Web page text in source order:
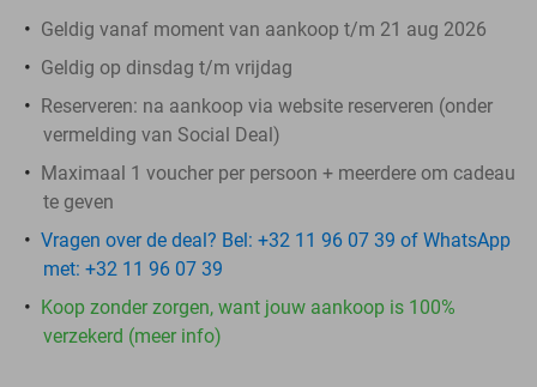
Geldig vanaf moment van aankoop t/m 21 aug 2026
Geldig op dinsdag t/m vrijdag
Reserveren: na aankoop via website reserveren (onder
vermelding van Social Deal)
Maximaal 1 voucher per persoon + meerdere om cadeau
te geven
Vragen over de deal? Bel: +32 11 96 07 39 of WhatsApp
met: +32 11 96 07 39
Koop zonder zorgen, want jouw aankoop is 100%
verzekerd (meer info)